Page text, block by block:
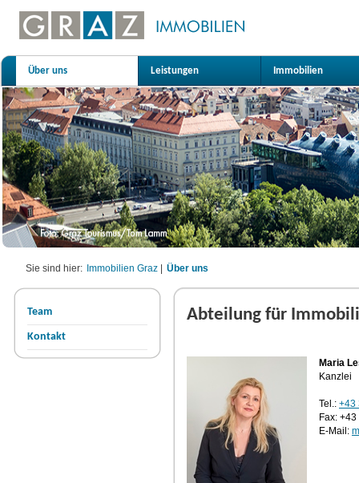
Über uns Leistungen Immobilien
Sie sind hier: Immobilien Graz Über uns
Team
Kontakt
Abteilung für
Maria
Kanzlei
Tel.: +43
Fax:
E-Mail: